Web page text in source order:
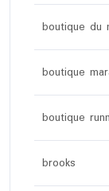
boutique du
boutique
boutique
brooks